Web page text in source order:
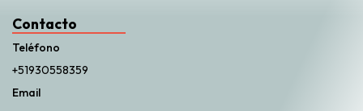
Contacto
Teléfono
+51930558359
Email